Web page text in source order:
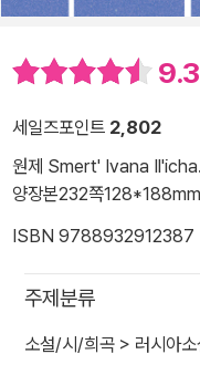
9.3
세일즈포인트 2,802
원제 Smert' Ivana
양장본232쪽
ISBN 9788932912387
주제분류
소설/시/희곡 > 러시아소